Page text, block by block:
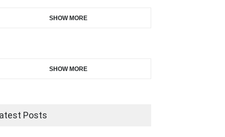
SHOW MORE
SHOW MORE
Posts